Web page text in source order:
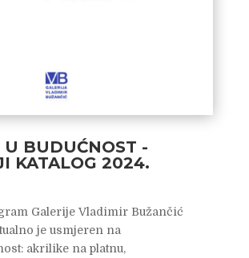
U BUDUĆNOST -
KATALOG 2024.
Galerije Vladimir Bužančić
je usmjeren na
akrilike na platnu,